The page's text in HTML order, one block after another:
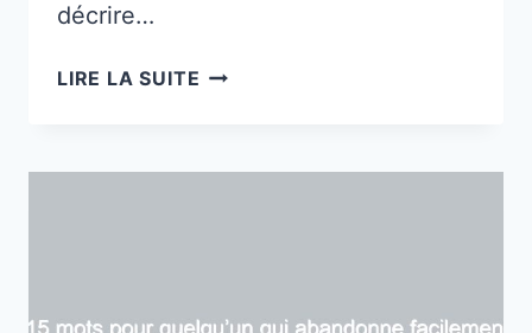
décrire…
LIRE LA SUITE 13